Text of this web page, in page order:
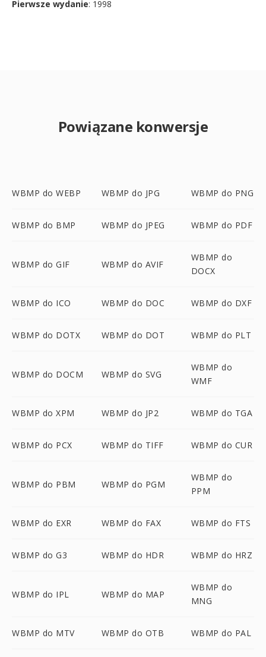
Pierwsze wydanie: 1998
Powiązane konwersje
WBMP do WEBP WBMP do JPG WBMP do PNG
WBMP do BMP WBMP do JPEG WBMP do PDF
WBMP do GIF WBMP do AVIF
WBMP do
DOCX
WBMP do ICO WBMP do DOC WBMP do DXF
WBMP do DOTX WBMP do DOT WBMP do PLT
WBMP do DOCM WBMP do SVG
WBMP do
WMF
WBMP do XPM WBMP do JP2 WBMP do TGA
WBMP do PCX WBMP do TIFF WBMP do CUR
WBMP do PBM WBMP do PGM
WBMP do
PPM
WBMP do EXR WBMP do FAX WBMP do FTS
WBMP do G3 WBMP do HDR WBMP do HRZ
WBMP do IPL WBMP do MAP
WBMP do
MNG
WBMP do MTV WBMP do OTB WBMP do PAL